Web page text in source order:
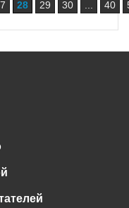
28 29 30 40